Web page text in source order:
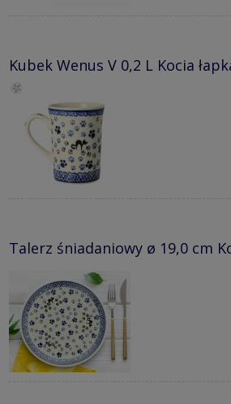
Kubek Wenus V 0,2 L Kocia
Talerz śniadaniowy ø 19,0 cm